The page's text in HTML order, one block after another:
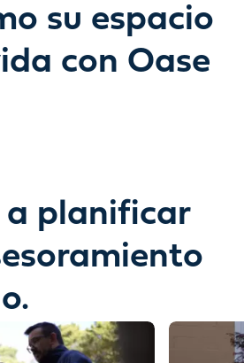
su espacio
con Oase
a planificar